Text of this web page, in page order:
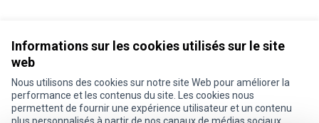
Informations sur les cookies utilisés sur le site
web
Nous utilisons des cookies sur notre site Web pour améliorer la
performance et les contenus du site. Les cookies nous
permettent de fournir une expérience utilisateur et un contenu
Conditions d'utilisation
Paramètres des cookies
Je participe ! sur X
Je participe ! sur Facebook
Je participe ! sur Instagram